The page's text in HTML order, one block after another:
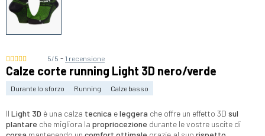
5/5 - 1 recensione
Calze corte running Light 3D nero/verde
Durante lo sforzo Running Calze basso
Il Light 3D è una calza tecnica eleggera che offre un effetto 3D sul
plantare che migliora la propriocezione durante le vostre uscite di